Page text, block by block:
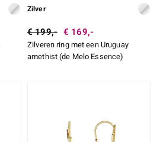
Zilver
€ 199,- € 169,-
Zilveren ring met een Uruguay
amethist (de Melo Essence)